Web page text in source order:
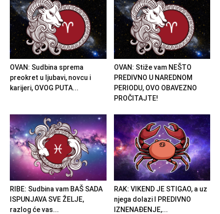
OVAN: Sudbina sprema
preokret u ljubavi, novcu i
karijeri, OVOG PUTA...
OVAN: Stiže vam NEŠTO
PREDIVNO U NAREDNOM
PERIODU, OVO OBAVEZNO
PROČITAJTE!
RIBE: Sudbina vam BAŠ SADA
ISPUNJAVA SVE ŽELJE,
razlog će vas...
RAK: VIKEND JE STIGAO, a uz
njega dolazi I PREDIVNO
IZNENAĐENJE,...